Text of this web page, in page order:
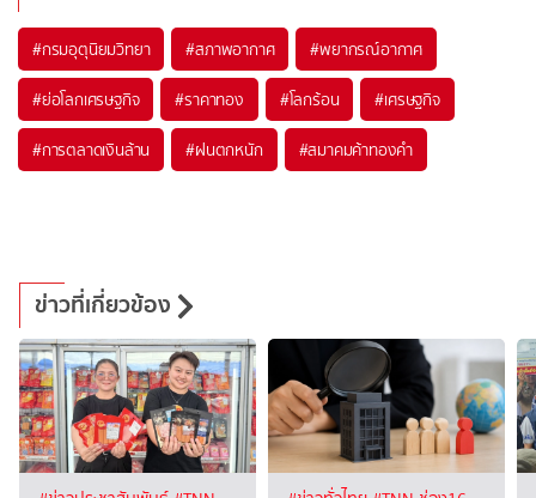
#กรมอุตุนิยมวิทยา #สภาพอากาศ #พยากรณ์อากาศ
#ย่อโลกเศรษฐกิจ #ราคาทอง #โลกร้อน #เศรษฐกิจ
#การตลาดเงินล้าน #ฝนตกหนัก #สมาคมค้าทองคำ
ข่าวที่เกี่ยวข้อง